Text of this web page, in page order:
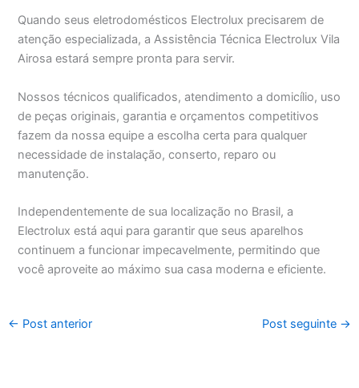
Quando seus eletrodomésticos Electrolux precisarem de
atenção especializada, a Assistência Técnica Electrolux Vila
Airosa estará sempre pronta para servir.
Nossos técnicos qualificados, atendimento a domicílio, uso
de peças originais, garantia e orçamentos competitivos
fazem da nossa equipe a escolha certa para qualquer
necessidade de instalação, conserto, reparo ou
manutenção.
Independentemente de sua localização no Brasil, a
Electrolux está aqui para garantir que seus aparelhos
continuem a funcionar impecavelmente, permitindo que
você aproveite ao máximo sua casa moderna e eficiente.
← Post anterior Post seguinte →